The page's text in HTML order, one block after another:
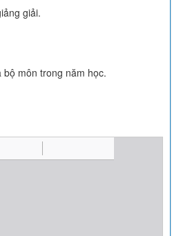
giải.
môn trong năm học.